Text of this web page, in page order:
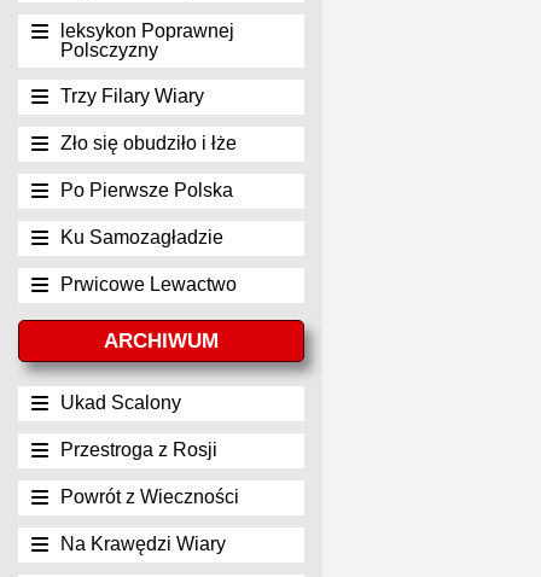
leksykon Poprawnej
Polsczyzny
Trzy Filary Wiary
Zło się obudziło i łże
Po Pierwsze Polska
Ku Samozagładzie
Prwicowe Lewactwo
ARCHIWUM
Ukad Scalony
Przestroga z Rosji
Powrót z Wieczności
Na Krawędzi Wiary